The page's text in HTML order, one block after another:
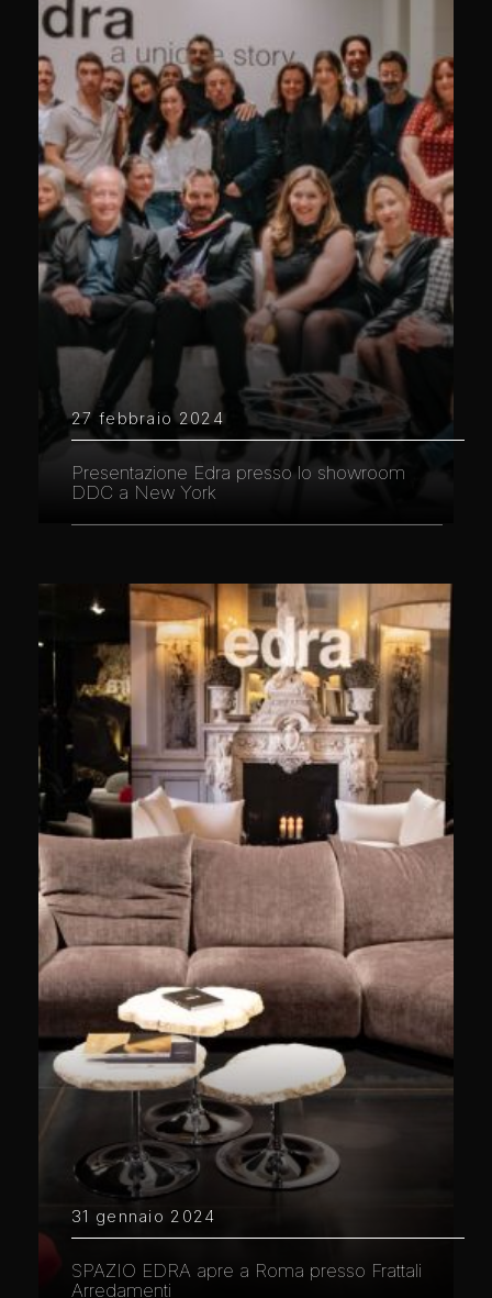
27 febbraio 2024
Presentazione Edra presso lo showroom
DDC a New York
31 gennaio 2024
SPAZIO EDRA apre a Roma presso Frattali
Arredamenti